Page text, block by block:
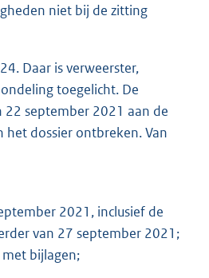
niet bij de zitting
Daar is verweerster,
toegelicht. De
september 2021 aan de
het dossier ontbreken. Van
2021, inclusief de
van 27 september 2021;
bijlagen;